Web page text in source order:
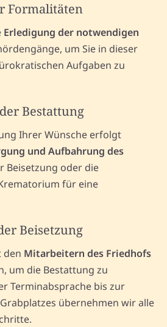
Formalitäten
Erledigung der notwendigen
um Sie in dieser
Aufgaben zu
Bestattung
Ihrer Wünsche erfolgt
und Aufbahrung des
Beisetzung oder die
für eine
Beisetzung
den Mitarbeitern des Friedhofs
um die Bestattung zu
Terminabsprache bis zur
übernehmen wir alle